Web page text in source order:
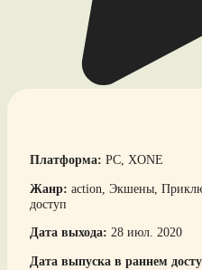
Платформа: PC, XONE
Жанр: action, Экшены,
доступ
Дата выхода: 28 июл. 2020
Дата выпуска в раннем